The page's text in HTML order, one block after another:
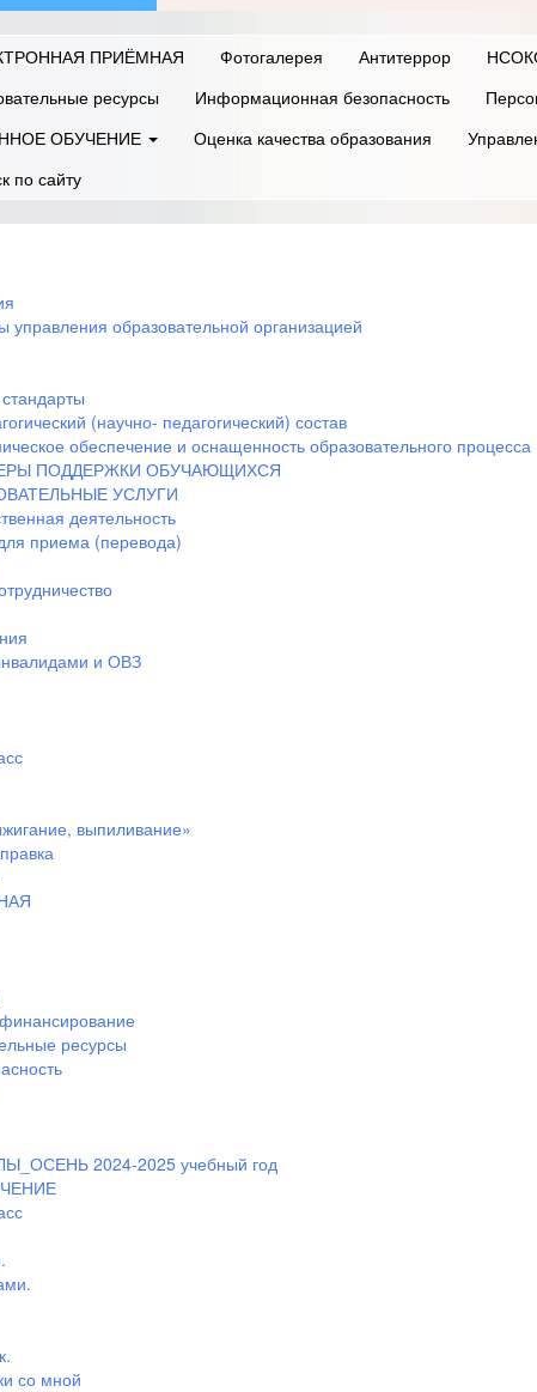
ПРИЁМНАЯ Фотогалерея Антитеррор
ресурсы Информационная безопасность
ОБУЧЕНИЕ Оценка качества образования
по сайту
управления образовательной организацией
(научно- педагогический) состав
обеспечение и оснащенность образовательного процесса
ПОДДЕРЖКИ ОБУЧАЮЩИХСЯ
УСЛУГИ
деятельность
приема (перевода)
и ОВЗ
выпиливание»
ресурсы
2024-2025 учебный год
со мной